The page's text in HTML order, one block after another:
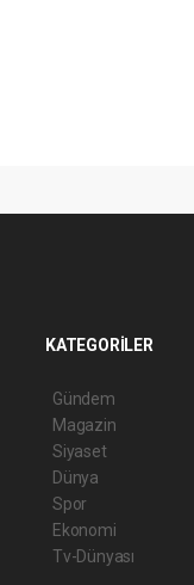
KATEGORİLER
Gündem
Magazin
Siyaset
Dünya
Spor
Ekonomi
Tv-Dünyası